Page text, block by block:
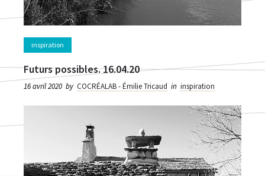
inspiration
Futurs possibles. 16.04.20
16 avril 2020 by COCRÉALAB - Émilie Tricaud in inspiration